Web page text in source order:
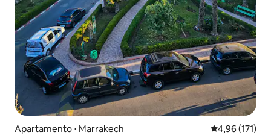
Apartamento ⋅ Marrakech 4,96 de uma
4,96 (171)